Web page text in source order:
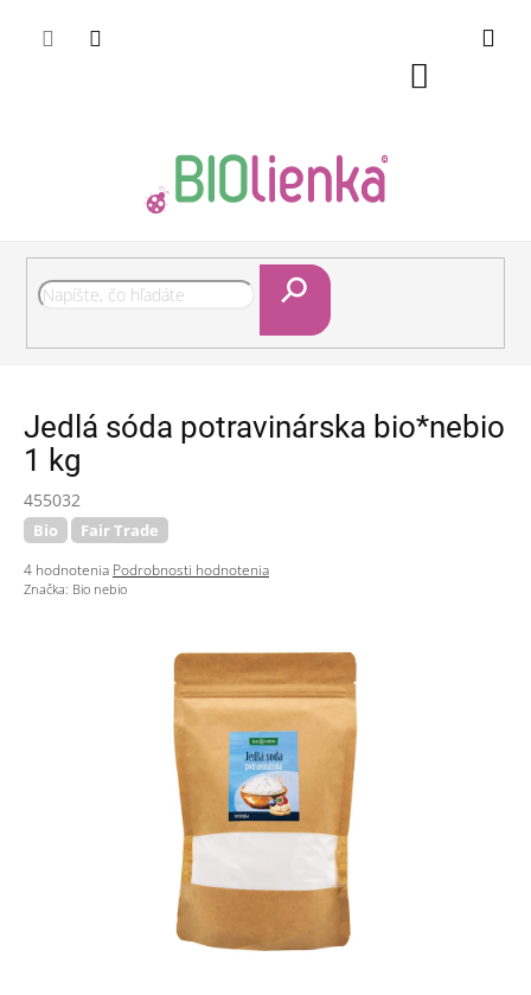
Jedlá sóda potravinárska bio*nebio
1 kg
455032
Bio Fair Trade
Priemerné
hodnotenie
4 hodnotenia Podrobnosti hodnotenia
Značka: Bio nebio